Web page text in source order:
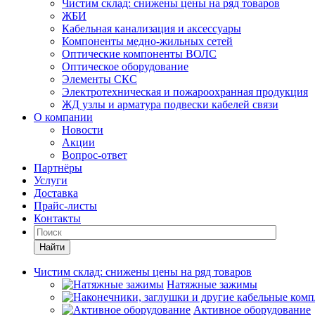
Чистим склад: снижены цены на ряд товаров
ЖБИ
Кабельная канализация и аксессуары
Компоненты медно-жильных сетей
Оптические компоненты ВОЛС
Оптическое оборудование
Элементы СКС
Электротехническая и пожароохранная продукция
ЖД узлы и арматура подвески кабелей связи
О компании
Новости
Акции
Вопрос-ответ
Партнёры
Услуги
Доставка
Прайс-листы
Контакты
Найти
Чистим склад: снижены цены на ряд товаров
Натяжные зажимы
Активное оборудование